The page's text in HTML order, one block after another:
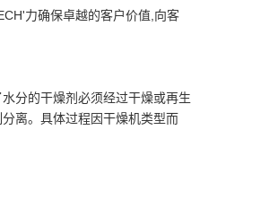
力确保卓越的客户价值,向客
分的干燥剂必须经过干燥或再生
离。具体过程因干燥机类型而